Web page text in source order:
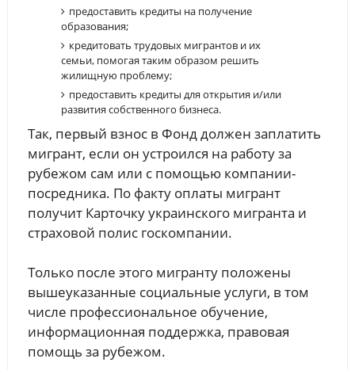
предоставить кредиты на получение
образования;
кредитовать трудовых мигрантов и их
семьи, помогая таким образом решить
жилищную проблему;
предоставить кредиты для открытия и/или
развития собственного бизнеса.
Так, первый взнос в Фонд должен заплатить
мигрант, если он устроился на работу за
рубежом сам или с помощью компании-
посредника. По факту оплаты мигрант
получит Карточку украинского мигранта и
страховой полис госкомпании.
Только после этого мигранту положены
вышеуказанные социальные услуги, в том
числе профессиональное обучение,
информационная поддержка, правовая
помощь за рубежом.